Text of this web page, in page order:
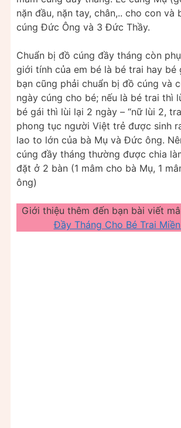
nặn đầu, nặn tay, chân,.. cho con và
cúng Đức Ông và 3 Đức Thầy.
Chuẩn bị đồ cúng đầy tháng còn
giới tính của em bé là bé trai hay bé
bạn cũng phải chuẩn bị đồ cúng và
ngày cúng cho bé; nếu là bé trai thì
bé gái thì lùi lại 2 ngày – “nữ lùi 2,
phong tục người Việt trẻ được sinh
lao to lớn của bà Mụ và Đức ông.
cúng đầy tháng thường được chia
đặt ở 2 bàn (1 mâm cho bà Mụ, 1
ông)
Giới thiệu thêm đến bạn bài viết
Đầy Tháng Cho Bé Trai